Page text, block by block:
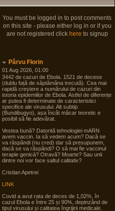
You must be logged in to post comments
on this site - please either log in or if you
are not registered click here to signup
Pârvu Florin
01 Aug 2026, 01:00
3442 de cazuri de Ebola. 1521 de decese
(dublu față de săptămâna trecută). Cea mai
rapidă creștere a numărului de cazuri din
istoria epidemiilor de Ebola. Astfel de diferențe
ar putea fi determinate de caracteristici
specifice ale virusului. Alt subtip
(Bundibugyo), așa încât măcar teoretic e
posibil să fie adevărat.
Vestea bună? Datorită tehnologiei mARN
avem vaccin. Ia să vedem acum? Dacă se
va răspândi (nu cred) dar să presupunem,
dacă se va răspândi? O să mai fie vaccinul
terapie genicā? Otravă? Moarte? Sau unii
dintre noi vor face saltul calitativ?
Cristian Apetrei
LINK
Covid a avut rata de deces de 1,02%, în
cazul Ebola e între 25 și 90%, depinzând de
tipul virusului și calitatea îngrijirii medicale.